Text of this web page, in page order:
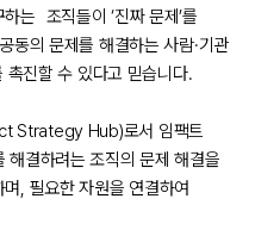
는 조직들이 ‘진짜 문제’를
동의 문제를 해결하는 사람·기관
촉진할 수 있다고 믿습니다.
Strategy Hub)로서 임팩트
해결하려는 조직의 문제 해결을
, 필요한 자원을 연결하여